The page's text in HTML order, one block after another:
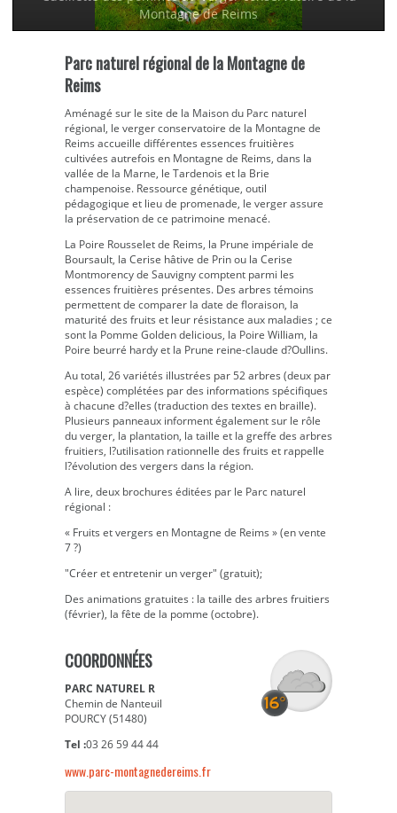
Montagne de Reims
Parc naturel régional de la Montagne de
Reims
Aménagé sur le site de la Maison du Parc naturel
régional, le verger conservatoire de la Montagne de
Reims accueille différentes essences fruitières
cultivées autrefois en Montagne de Reims, dans la
vallée de la Marne, le Tardenois et la Brie
champenoise. Ressource génétique, outil
pédagogique et lieu de promenade, le verger assure
la préservation de ce patrimoine menacé.
La Poire Rousselet de Reims, la Prune impériale de
Boursault, la Cerise hâtive de Prin ou la Cerise
Montmorency de Sauvigny comptent parmi les
essences fruitières présentes. Des arbres témoins
permettent de comparer la date de floraison, la
maturité des fruits et leur résistance aux maladies ; ce
sont la Pomme Golden delicious, la Poire William, la
Poire beurré hardy et la Prune reine-claude d?Oullins.
Au total, 26 variétés illustrées par 52 arbres (deux par
espèce) complétées par des informations spécifiques
à chacune d?elles (traduction des textes en braille).
Plusieurs panneaux informent également sur le rôle
du verger, la plantation, la taille et la greffe des arbres
fruitiers, l?utilisation rationnelle des fruits et rappelle
l?évolution des vergers dans la région.
A lire, deux brochures éditées par le Parc naturel
régional :
« Fruits et vergers en Montagne de Reims » (en vente
7 ?)
"Créer et entretenir un verger" (gratuit);
Des animations gratuites : la taille des arbres fruitiers
(février), la fête de la pomme (octobre).
COORDONNÉES
PARC NATUREL R
Chemin de Nanteuil
POURCY (51480)
Tel :03 26 59 44 44
www.parc-montagnedereims.fr